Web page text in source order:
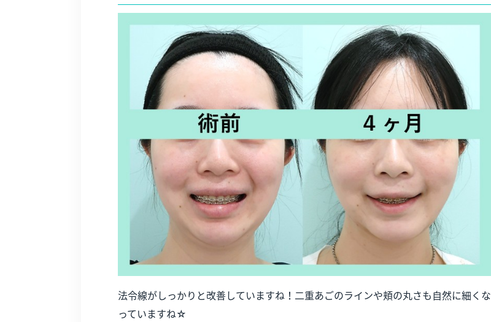
法令線がしっかりと改善していますね！二重あごのラインや頬の丸さも自然に細くな
っていますね☆